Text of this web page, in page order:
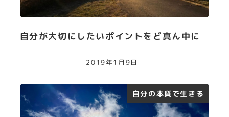
自分が大切にしたいポイントをど真ん中に
2019年1月9日
自分の本質で生きる